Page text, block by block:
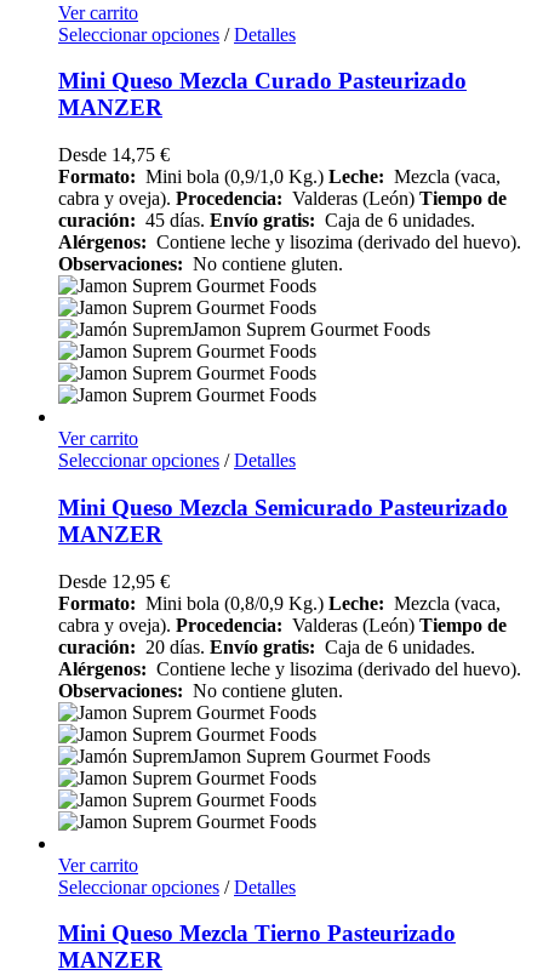
Ver carrito
Seleccionar opciones / Detalles
Mini Queso Mezcla Curado Pasteurizado
MANZER
Desde 14,75 €
Formato: Mini bola (0,9/1,0 Kg.) Leche: Mezcla (vaca,
cabra y oveja). Procedencia: Valderas (León) Tiempo de
curación: 45 días. Envío gratis: Caja de 6 unidades.
Alérgenos: Contiene leche y lisozima (derivado del huevo).
Observaciones: No contiene gluten.
Ver carrito
Seleccionar opciones / Detalles
Mini Queso Mezcla Semicurado Pasteurizado
MANZER
Desde 12,95 €
Formato: Mini bola (0,8/0,9 Kg.) Leche: Mezcla (vaca,
cabra y oveja). Procedencia: Valderas (León) Tiempo de
curación: 20 días. Envío gratis: Caja de 6 unidades.
Alérgenos: Contiene leche y lisozima (derivado del huevo).
Observaciones: No contiene gluten.
Ver carrito
Seleccionar opciones / Detalles
Mini Queso Mezcla Tierno Pasteurizado
MANZER